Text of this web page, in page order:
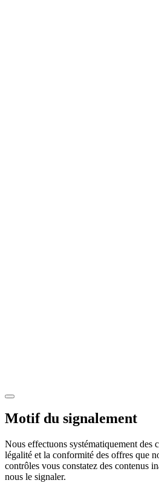
Motif du signalement
Nous effectuons systématiquement des
légalité et la conformité des offres que
contrôles vous constatez des contenus
nous le signaler.